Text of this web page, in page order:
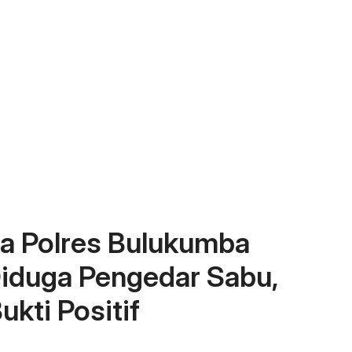
Polres Bulukumba
Pengedar Sabu,
Positif